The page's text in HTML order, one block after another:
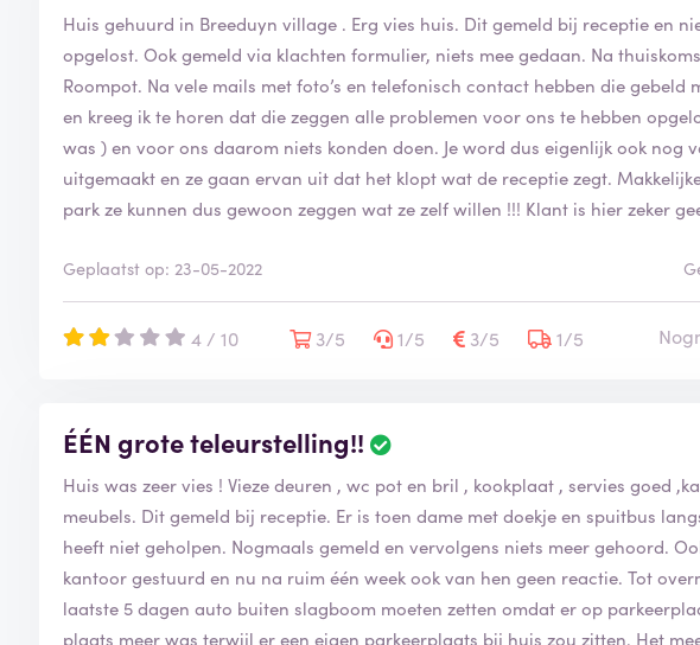
Huis gehuurd in Breeduyn village . Erg vies huis. Dit gemeld bij receptie en
opgelost. Ook gemeld via klachten formulier, niets mee gedaan. Na
Roompot. Na vele mails met foto’s en telefonisch contact hebben die gebeld
en kreeg ik te horen dat die zeggen alle problemen voor ons te hebben
was ) en voor ons daarom niets konden doen. Je word dus eigenlijk ook nog
uitgemaakt en ze gaan ervan uit dat het klopt wat de receptie zegt.
park ze kunnen dus gewoon zeggen wat ze zelf willen !!! Klant is hier zeker
Geplaatst op: 23-05-2022
4 / 10 3/5 1/5 3/5 1/5
ÉÉN grote teleurstelling!!
Huis was zeer vies ! Vieze deuren , wc pot en bril , kookplaat , servies goed
meubels. Dit gemeld bij receptie. Er is toen dame met doekje en spuitbus
heeft niet geholpen. Nogmaals gemeld en vervolgens niets meer gehoord.
kantoor gestuurd en nu na ruim één week ook van hen geen reactie. Tot
laatste 5 dagen auto buiten slagboom moeten zetten omdat er op
plaats meer was terwijl er een eigen parkeerplaats bij huis zou zitten. Het